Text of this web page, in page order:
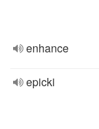
enhance
epicki